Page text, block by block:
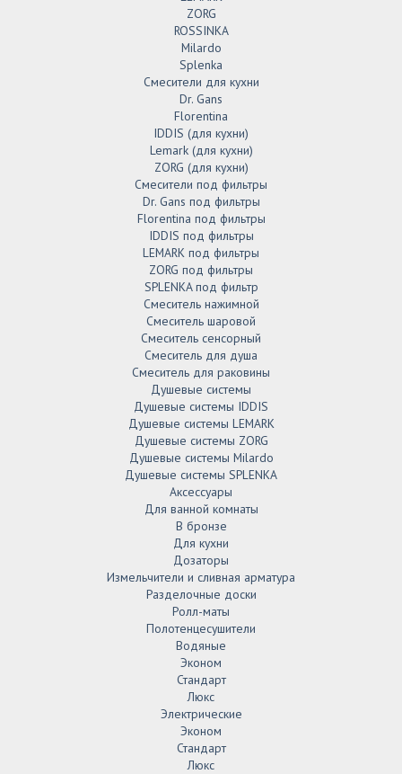
ZORG
ROSSINKA
Milardo
Splenka
Смесители для кухни
Dr. Gans
Florentina
IDDIS (для кухни)
Lemark (для кухни)
ZORG (для кухни)
Смесители под фильтры
Dr. Gans под фильтры
Florentina под фильтры
IDDIS под фильтры
LEMARK под фильтры
ZORG под фильтры
SPLENKA под фильтр
Смеситель нажимной
Смеситель шаровой
Смеситель сенсорный
Смеситель для душа
Смеситель для раковины
Душевые системы
Душевые системы IDDIS
Душевые системы LEMARK
Душевые системы ZORG
Душевые системы Milardo
Душевые системы SPLENKA
Аксессуары
Для ванной комнаты
В бронзе
Для кухни
Дозаторы
Измельчители и сливная арматура
Разделочные доски
Ролл-маты
Полотенцесушители
Водяные
Эконом
Стандарт
Люкс
Электрические
Эконом
Стандарт
Люкс